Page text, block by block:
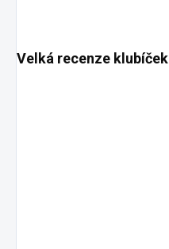
Velká recenze klubíček